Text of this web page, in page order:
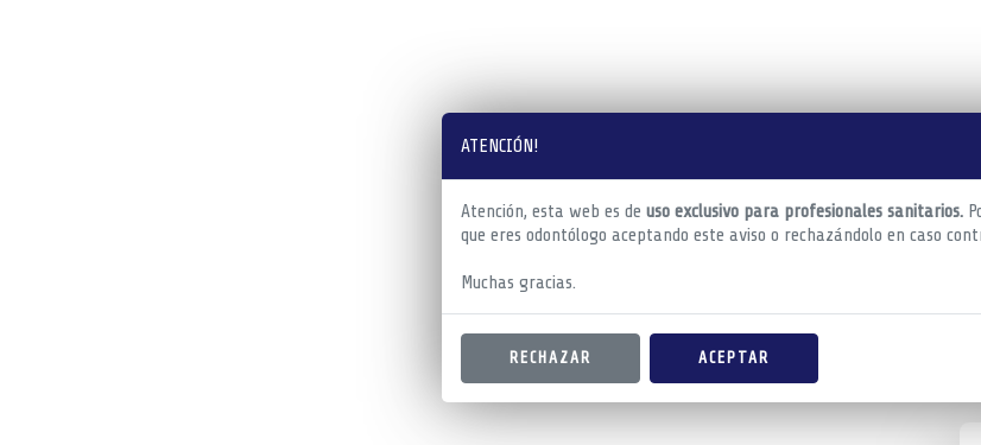
ATENCIÓN!
Atención, esta web es de uso exclusivo para profesionales sanitarios.
que eres odontólogo aceptando este aviso o rechazándolo en caso
Muchas gracias.
RECHAZAR ACEPTAR